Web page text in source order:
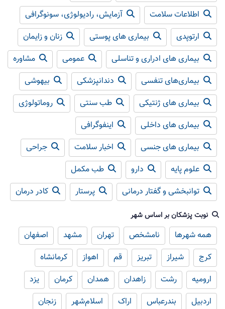
اطلاعات سلامت
آزمایش، رادیولوژی، سونوگرافی
ارتوپدی
بیماری های پوستی
زنان و زایمان
بیماری های ادراری و تناسلی
عمومی
مشاوره
بیماری‌های تنفسی
دندانپزشکی
بیهوشی
بیماری های ژنتیکی
طب سنتی
روماتولوژی
بیماری های داخلی
اینفوگرافی
بیماری های جنسی
اخبار سلامت
جراحی
علوم پایه
دارو
طب مکمل
توانبخشی و گفتار درمانی
پرستار کادر درمان
نوبت پزشکان بر اساس شهر
همه شهرها نامشخص تهران مشهد
اصفهان
کرج
شیراز تبریز قم اهواز
کرمانشاه
ارومیه
رشت زاهدان همدان کرمان
یزد
اردبیل
بندرعباس اراک اسلام‌شهر
زنجان